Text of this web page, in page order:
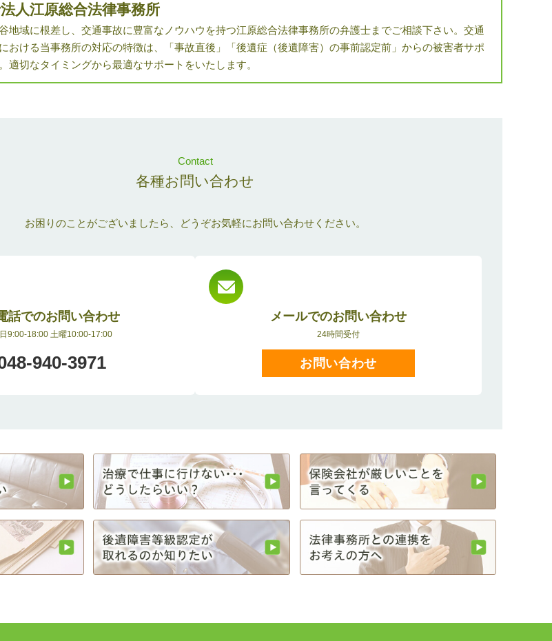
人江原総合法律事務所
地域に根差し、交通事故に豊富なノウハウを持つ江原総合法律事務所の弁護士までご相談下さい。交通
おける当事務所の対応の特徴は、「事故直後」「後遺症（後遺障害）の事前認定前」からの被害者サポ
適切なタイミングから最適なサポートをいたします。
Contact
各種お問い合わせ
お困りのことがございましたら、どうぞお気軽にお問い合わせください。
話でのお問い合わせ
9:00-18:00 土曜10:00-17:00
940-3971
メールでのお問い合わせ
24時間受付
お問い合わせ